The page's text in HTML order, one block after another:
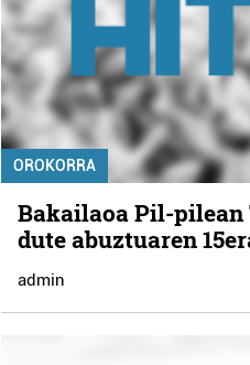
OROKORRA
Bakailaoa Pil-
dute abuztuaren
admin